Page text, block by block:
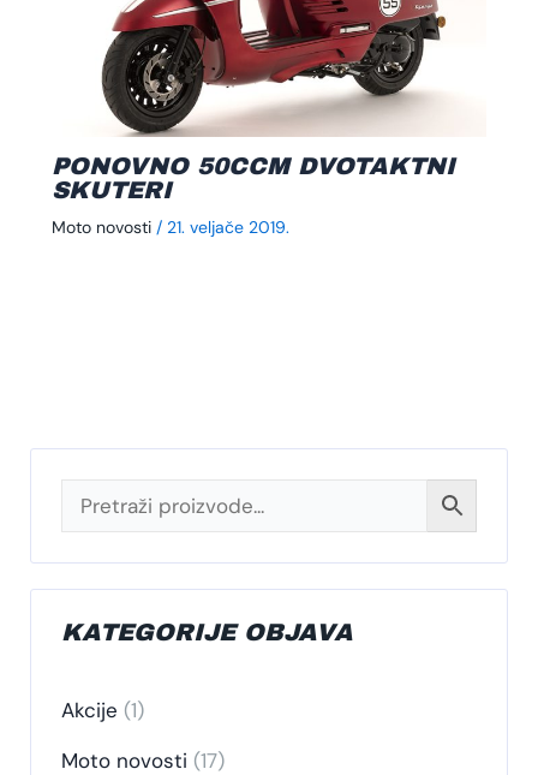
PONOVNO 50CCM DVOTAKTNI
SKUTERI
Moto novosti/ 21. veljače 2019.
KATEGORIJE OBJAVA
Akcije (1)
Moto novosti (17)